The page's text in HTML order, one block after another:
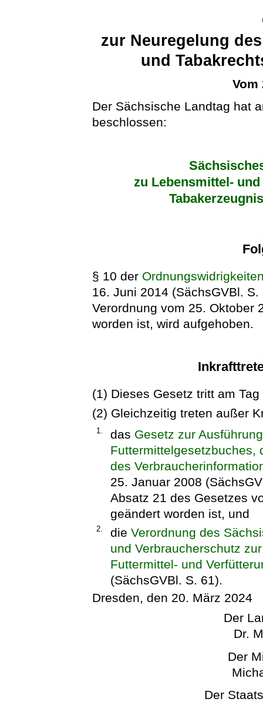
zur Neuregelung
und
Vom
Der Sächsische Landtag hat
beschlossen:
zu Lebensmittel-
§ 10 der
16. Juni 2014 (SächsGVBl.
Verordnung vom 25. Oktober
worden ist, wird aufgehoben.
(1) Dieses Gesetz tritt am
(2) Gleichzeitig treten außer
1. das Gesetz zur
Futtermittelgesetzbuches,
des
25. Januar 2008
Absatz 21 des Gesetzes
geändert worden ist, und
2. die Verordnung des
und Verbraucherschutz
Futtermittel- und
(SächsGVBl. S. 61).
Dresden, den 20. März 2024
Der
Dr.
Der
Der